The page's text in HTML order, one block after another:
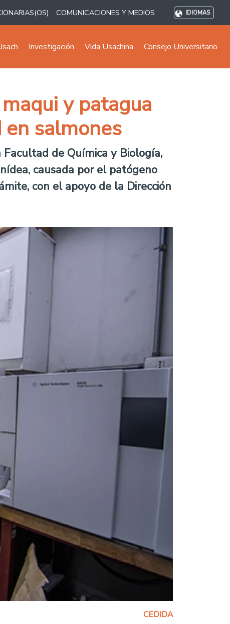
COMUNICACIONES Y MEDIOS IDIOMAS
Investigación Vida Usachina Consejo Universitario
y patagua
salmones
de Química y Biología,
causada por el patógeno
con el apoyo de la Dirección
CEDIDA